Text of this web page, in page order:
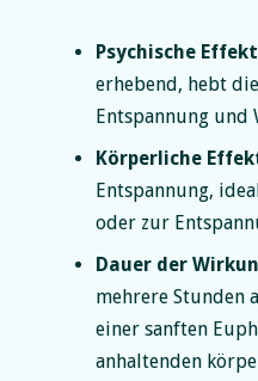
Psychische
erhebend, hebt
Entspannung und
Körperliche
Entspannung,
oder zur
Dauer der
mehrere Stunden
einer sanften
anhaltenden